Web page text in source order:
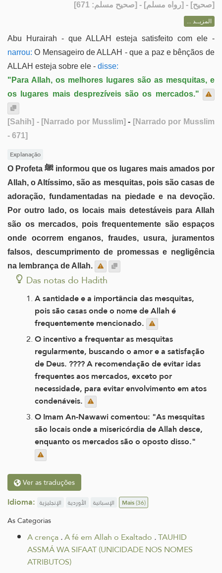
[صحيح] - [رواه مسلم] - [صحيح مسلم: 671]
المزيــد ...
Abu Hurairah - que ALLAH esteja satisfeito com ele -
narrou: O Mensageiro de ALLAH - que a paz e bênçãos de
ALLAH esteja sobre ele - disse:
"Para Allah, os melhores lugares são as mesquitas, e
os lugares mais desprezíveis são os mercados."
[Sahih] - [Narrado por Musslim] - [Narrado por Musslim
- 671]
Explanação
O Profeta ﷺ informou que os lugares mais amados por
Allah, o Altíssimo, são as mesquitas, pois são casas de
adoração, fundamentadas na piedade e na devoção.
Por outro lado, os locais mais detestáveis para Allah
são os mercados, pois frequentemente são espaços
onde ocorrem enganos, fraudes, usura, juramentos
falsos, descumprimento de promessas e negligência
na lembrança de Allah.
Das notas do Hadith
A santidade e a importância das mesquitas,
pois são casas onde o nome de Allah é
frequentemente mencionado.
O incentivo a frequentar as mesquitas
regularmente, buscando o amor e a satisfação
de Deus. ???? A recomendação de evitar idas
frequentes aos mercados, exceto por
necessidade, para evitar envolvimento em atos
condenáveis.
O Imam An-Nawawi comentou: "As mesquitas
são locais onde a misericórdia de Allah desce,
enquanto os mercados são o oposto disso."
Ver as traduções
Idioma: الإنجليزية الأوردية الإسبانية Mais(36)
As Categorias
A crença.A fé em Allah o Exaltado .TAUHID
ASSMÁ WA SIFAAT (UNICIDADE NOS NOMES
ATRIBUTOS)